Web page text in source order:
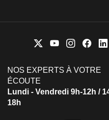
NOS EXPERTS À VOTRE
ÉCOUTE
Lundi - Vendredi 9h-12h /
18h